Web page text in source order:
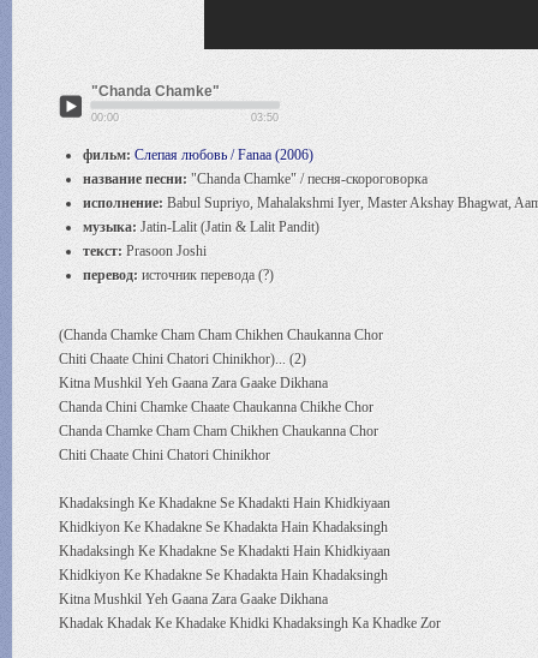
"Chanda Chamke"
00:00 03:50
фильм: Слепая любовь / Fanaa (2006)
название песни: "Chanda Chamke" / песня-скороговорка
исполнение: Babul Supriyo, Mahalakshmi Iyer, Master Akshay Bhagwat,
музыка: Jatin-Lalit (Jatin & Lalit Pandit)
текст: Prasoon Joshi
перевод: источник перевода (?)
(Chanda Chamke Cham Cham Chikhen Chaukanna Chor
Chiti Chaate Chini Chatori Chinikhor)... (2)
Kitna Mushkil Yeh Gaana Zara Gaake Dikhana
Chanda Chini Chamke Chaate Chaukanna Chikhe Chor
Chanda Chamke Cham Cham Chikhen Chaukanna Chor
Chiti Chaate Chini Chatori Chinikhor
Khadaksingh Ke Khadakne Se Khadakti Hain Khidkiyaan
Khidkiyon Ke Khadakne Se Khadakta Hain Khadaksingh
Khadaksingh Ke Khadakne Se Khadakti Hain Khidkiyaan
Khidkiyon Ke Khadakne Se Khadakta Hain Khadaksingh
Kitna Mushkil Yeh Gaana Zara Gaake Dikhana
Khadak Khadak Ke Khadake Khidki Khadaksingh Ka Khadke Zor